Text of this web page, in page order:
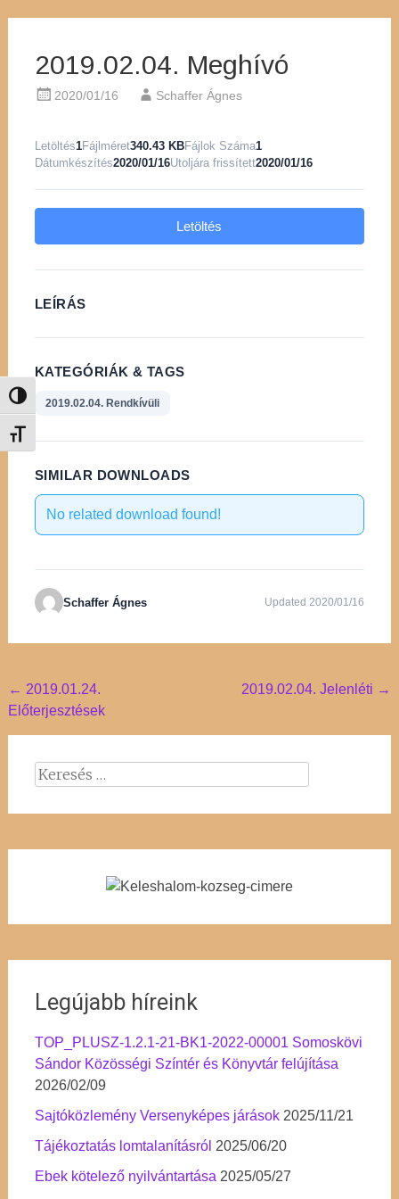
Nagy kontraszt váltása
Betűméret váltása
2019.02.04. Meghívó
2020/01/16 Schaffer Ágnes
Letöltés1Fájlméret340.43 KBFájlok Száma1
Dátumkészítés2020/01/16Utoljára frissített2020/01/16
Letöltés
LEÍRÁS
KATEGÓRIÁK & TAGS
2019.02.04. Rendkívüli
SIMILAR DOWNLOADS
No related download found!
Schaffer Ágnes Updated 2020/01/16
Post
navigation
← 2019.01.24.
Előterjesztések
2019.02.04. Jelenléti →
Keresés:
Legújabb híreink
TOP_PLUSZ-1.2.1-21-BK1-2022-00001 Somoskövi
Sándor Közösségi Színtér és Könyvtár felújítása
2026/02/09
Sajtóközlemény Versenyképes járások 2025/11/21
Tájékoztatás lomtalanításról 2025/06/20
Ebek kötelező nyilvántartása 2025/05/27